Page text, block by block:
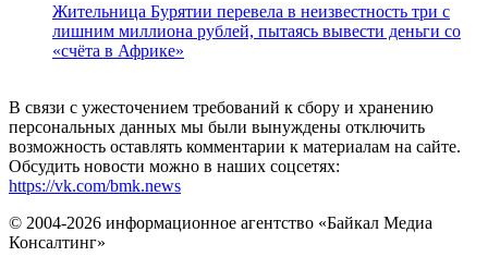
Жительница Бурятии перевела в неизвестность три с
лишним миллиона рублей, пытаясь вывести деньги со
«счёта в Африке»
В связи с ужесточением требований к сбору и хранению
персональных данных мы были вынуждены отключить
возможность оставлять комментарии к материалам на сайте.
Обсудить новости можно в наших соцсетях:
https://vk.com/bmk.news
© 2004-2026 информационное агентство «Байкал Медиа
Консалтинг»